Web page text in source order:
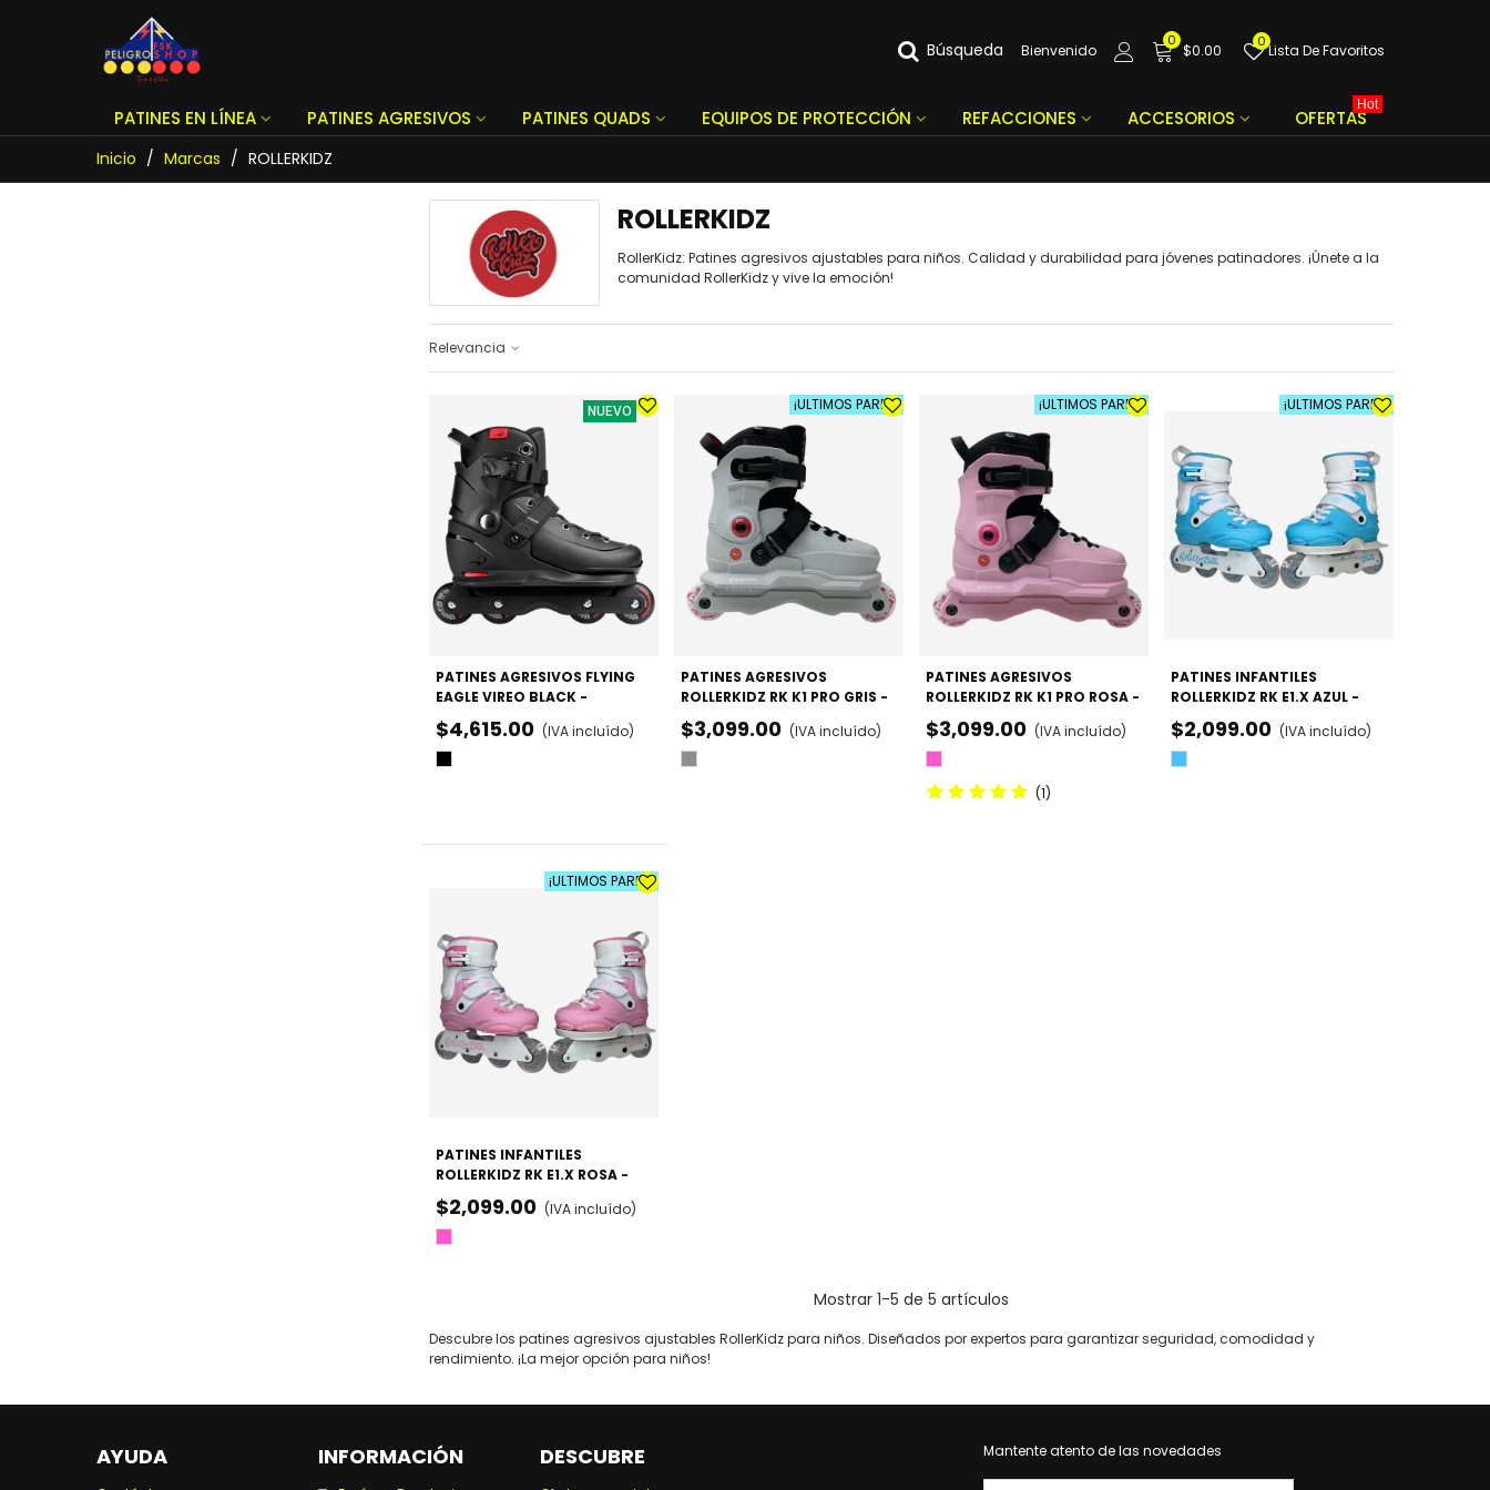
Búsqueda Bienvenido
0
$0.00
0
Lista De Favoritos
PATINES EN LÍNEA PATINES AGRESIVOS PATINES QUADS EQUIPOS DE PROTECCIÓN REFACCIONES ACCESORIOS OFERTAS
Hot
Inicio / Marcas / ROLLERKIDZ
ROLLERKIDZ
RollerKidz: Patines agresivos ajustables para niños. Calidad y durabilidad para jóvenes patinadores. ¡Únete a la
comunidad RollerKidz y vive la emoción!
Relevancia
NUEVO
VISTA RÁPIDA
PATINES AGRESIVOS FLYING
EAGLE VIREO BLACK -
AJUSTABLES
$4,615.00 (IVA incluído)
¡ULTIMOS PARES!
VISTA RÁPIDA
PATINES AGRESIVOS
ROLLERKIDZ RK K1 PRO GRIS -
AJUSTABLES
$3,099.00 (IVA incluído)
¡ULTIMOS PARES!
VISTA RÁPIDA
PATINES AGRESIVOS
ROLLERKIDZ RK K1 PRO ROSA -
AJUSTABLES
$3,099.00 (IVA incluído)
(1)
¡ULTIMOS PARES!
VISTA RÁPIDA
PATINES INFANTILES
ROLLERKIDZ RK E1.X AZUL -
AJUSTABLES E HÍBRIDOS
(URBANO / AGRESIVO)
$2,099.00 (IVA incluído)
¡ULTIMOS PARES!
VISTA RÁPIDA
PATINES INFANTILES
ROLLERKIDZ RK E1.X ROSA -
AJUSTABLES E HÍBRIDOS
(URBANO / AGRESIVO)
$2,099.00 (IVA incluído)
Mostrar 1-5 de 5 artículos
Descubre los patines agresivos ajustables RollerKidz para niños. Diseñados por expertos para garantizar seguridad, comodidad y
rendimiento. ¡La mejor opción para niños!
AYUDA INFORMACIÓN DESCUBRE Mantente atento de las novedades